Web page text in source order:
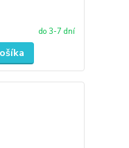
do 3-7 dní